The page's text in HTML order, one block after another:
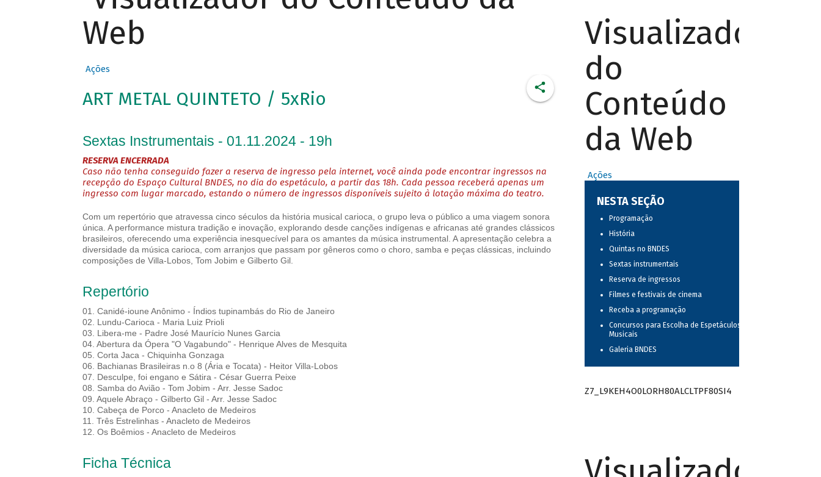
Web
Ações
ART METAL QUINTETO / 5xRio
Sextas Instrumentais - 01.11.2024 - 19h
RESERVA ENCERRADA
Caso não tenha conseguido fazer a reserva de ingresso pela internet, você ainda pode encontrar ingressos na
recepção do Espaço Cultural BNDES, no dia do espetáculo, a partir das 18h. Cada pessoa receberá apenas um
ingresso com lugar marcado, estando o número de ingressos disponíveis sujeito à lotação máxima do teatro.
Com um repertório que atravessa cinco séculos da história musical carioca, o grupo leva o público a uma viagem sonora
única. A performance mistura tradição e inovação, explorando desde canções indígenas e africanas até grandes clássicos
brasileiros, oferecendo uma experiência inesquecível para os amantes da música instrumental. A apresentação celebra a
diversidade da música carioca, com arranjos que passam por gêneros como o choro, samba e peças clássicas, incluindo
composições de Villa-Lobos, Tom Jobim e Gilberto Gil.
Repertório
01. Canidé-ioune Anônimo - Índios tupinambás do Rio de Janeiro
02. Lundu-Carioca - Maria Luiz Prioli
03. Libera-me - Padre José Maurício Nunes Garcia
04. Abertura da Ópera "O Vagabundo" - Henrique Alves de Mesquita
05. Corta Jaca - Chiquinha Gonzaga
06. Bachianas Brasileiras n.o 8 (Ária e Tocata) - Heitor Villa-Lobos
07. Desculpe, foi engano e Sátira - César Guerra Peixe
08. Samba do Avião - Tom Jobim - Arr. Jesse Sadoc
09. Aquele Abraço - Gilberto Gil - Arr. Jesse Sadoc
10. Cabeça de Porco - Anacleto de Medeiros
11. Três Estrelinhas - Anacleto de Medeiros
12. Os Boêmios - Anacleto de Medeiros
Ficha Técnica
Visualizador
do
Conteúdo
da Web
Ações
NESTA SEÇÃO
Programação
História
Quintas no BNDES
Sextas instrumentais
Reserva de ingressos
Filmes e festivais de cinema
Receba a programação
Concursos para Escolha de Espetáculos
Musicais
Galeria BNDES
Z7_L9KEH4O0LORH80ALCLTPF80SI4